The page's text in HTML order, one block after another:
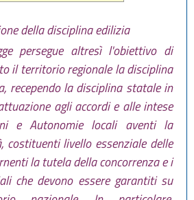
della disciplina edilizia
persegue altresì l'obiettivo di
il territorio regionale la disciplina
recependo la disciplina statale in
agli accordi e alle intese
e Autonomie locali aventi la
costituenti livello essenziale delle
la tutela della concorrenza e i
che devono essere garantiti su